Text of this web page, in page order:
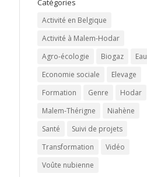
Catégories
Activité en Belgique
Activité à Malem-Hodar
Agro-écologie
Biogaz
Eau
Economie sociale
Elevage
Formation
Genre
Hodar
Malem-Thérigne
Niahène
Santé
Suivi de projets
Transformation
Vidéo
Voûte nubienne